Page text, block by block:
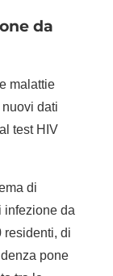
da
malattie
dati
test HIV
di
infezione da
residenti, di
pone